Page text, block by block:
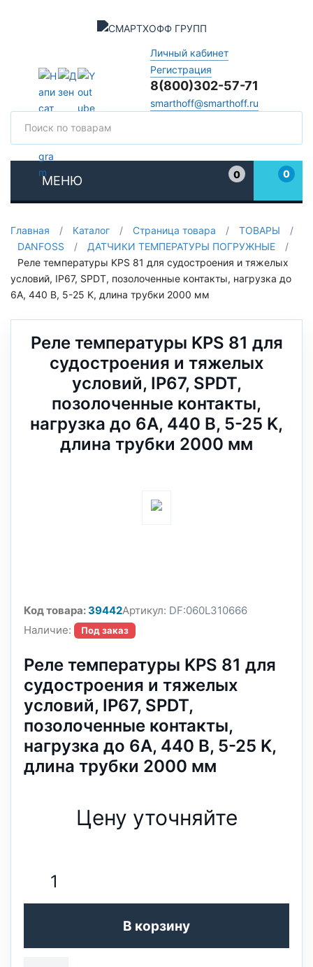
Личный кабинет
Регистрация
8(800)302-57-71
smarthoff@smarthoff.ru
МЕНЮ
0
0
Главная / Каталог / Страница товара / ТОВАРЫ
/
DANFOSS
/ ДАТЧИКИ ТЕМПЕРАТУРЫ ПОГРУЖНЫЕ
/
Реле температуры KPS 81 для судостроения и тяжелых
условий, IP67, SPDT, позолоченные контакты, нагрузка до
6А, 440 В, 5-25 K, длина трубки 2000 мм
Реле температуры KPS 81 для
судостроения и тяжелых
условий, IP67, SPDT,
позолоченные контакты,
нагрузка до 6А, 440 В, 5-25 K,
длина трубки 2000 мм
Код товара:39442Артикул: DF:060L310666
Наличие:
Под заказ
Реле температуры KPS 81 для
судостроения и тяжелых
условий, IP67, SPDT,
позолоченные контакты,
нагрузка до 6А, 440 В, 5-25 K,
длина трубки 2000 мм
Цену уточняйте
В корзину